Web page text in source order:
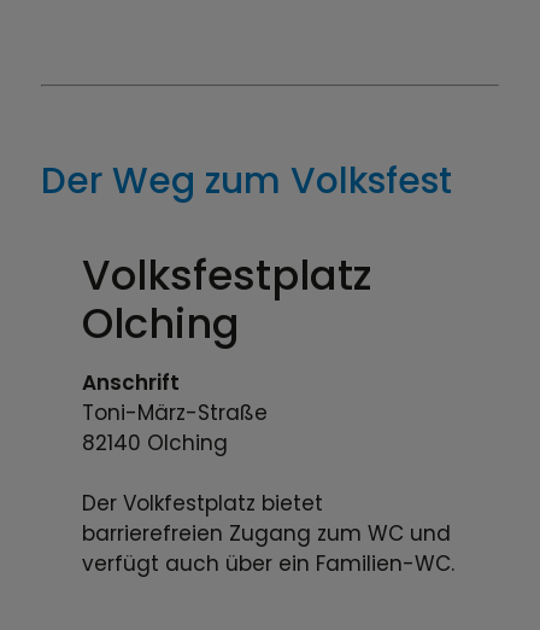
Der Weg zum Volksfest
Volksfestplatz
Olching
Der Volkfestplatz bietet
barrierefreien Zugang zum WC und
verfügt auch über ein Familien-WC.
Anschrift
Toni-März-Straße
82140 Olching